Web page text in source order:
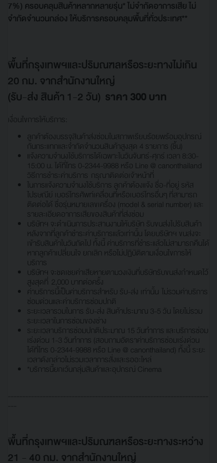
7%) ครอบคลุมสินค้าหลากหลายรุ่น* ไม่จำกัดอาการเสีย ไม่
จำกัดจำนวนกล่อง ให้บริการครอบคลุมพื้นที่ทั่วประเทศ**
พื้นที่กรุงเทพฯและปริมณฑลหรือระยะทางไม่เกิน
20 กม. จากสำนักงานใหญ่
(รับ-ส่ง สินค้า 1-2 วัน) ราคา 300 บาท
เงื่อนไขการให้บริการ:
ลูกค้าต้องบรรจุสินค้าส่งซ่อมในสภาพเรียบร้อยพร้อมอุปกรณ์
กันกระแทกและจำกัดจำนวนสินค้าสูงสุด 4 รายการ (ชิ้น)
แจ้งความจำนงใช้บริการได้เฉพาะในวันจันทร์-ศุกร์ เวลา 8:30-
15:00 น. ได้ที่โทร 0-2344-9988 หรือ Line @ canonthailand
วิธีการชำระค่าบริการ กรุณาติดต่อเจ้าหน้าที่
ในการแจ้งความจำนงใช้บริการ ลูกค้าต้องแจ้ง ชื่อ-ที่อยู่ รหัส
ไปรษณีย์ เบอร์โทรศัพท์เคลื่อนที่หรือเบอร์โทรอื่นๆ ที่สามารถ
ติดต่อได้ ชื่อรุ่นหมายเลขเครื่อง (model & serial number) และ
รายละเอียดอาการเสียของสินค้าที่ส่งซ่อม
บริษัทฯ จะดำเนินการประสานงานให้บริษัท รับขนส่งไปรับสินค้า
หลังจากที่ลูกค้าชำระค่าบริการแล้วเท่านั้น โดยบริษัทฯ ขนส่งจะ
เข้ารับสินค้าในวันถัดไป ทั้งนี้ ค่าบริการที่ชำระแล้วไม่สามารถคืนได้
หากลูกค้าเปลี่ยนใจ ยกเลิก หรือไม่ปฏิบัติตามเงื่อนไขการให้
บริการ
บริษัทฯ จะชดเชยค่าเสียหายตามวงเงินที่บริษัทรับขนส่งกำหนดไว้
สูงสุดที่ 2,000 บาทต่อครั้ง
ค่าบริการนี้เป็นค่าบริการสำหรับ รับ-ส่ง เท่านั้น ไม่รวมค่าบริการ
ซ่อมด่วนและค่าบริการซ่อมปกติ
ระยะเวลารวมในการ รับ-ส่ง สินค้าประมาณ 3-5 วัน โดยไม่รวม
ระยะเวลาในการซ่อมของช่าง
ระยะเวลาบริการซ่อมปกติประมาณ 15 วันทำการ และบริการซ่อม
เร่งด่วน 1-3 วันทำการ (สอบถามอัตราค่าบริการซ่อมเร่งด่วน
ได้ที่โทร 0-2344-9988 หรือ Line @ canonthailand) ทั้งนี้ ระยะ
เวลาดังกล่าวไม่รวมเวลาการสั่งและรออะไหล่
*บริการนี้ยกเว้นกลุ่มสินค้าและอุปกรณ์ Cinema
พื้นที่กรุงเทพฯและปริมณฑลหรือระยะทางระหว่าง
21 - 40 กม. จากสำนักงานใหญ่